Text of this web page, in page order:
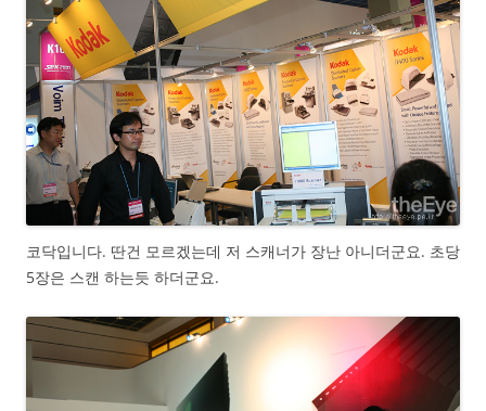
코닥입니다. 딴건 모르겠는데 저 스캐너가 장난 아니더군요. 초당
5장은 스캔 하는듯 하더군요.